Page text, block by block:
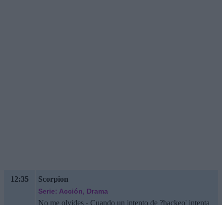
12:35 Scorpion
Serie: Acción, Drama
No me olvides - Cuando un intento de ?hackeo' intenta